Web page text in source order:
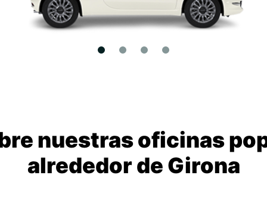
nuestras oficinas
alrededor de Girona